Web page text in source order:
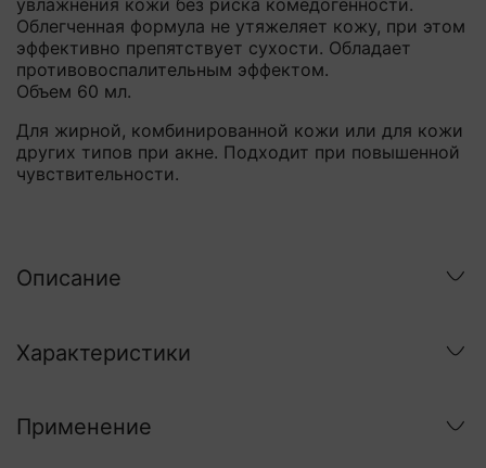
увлажнения кожи без риска комедогенности.
Облегченная формула не утяжеляет кожу, при этом
эффективно препятствует сухости. Обладает
противовоспалительным эффектом.
Объем 60 мл.
Для жирной, комбинированной кожи или для кожи
других типов при акне. Подходит при повышенной
чувствительности.
Описание
Характеристики
Применение